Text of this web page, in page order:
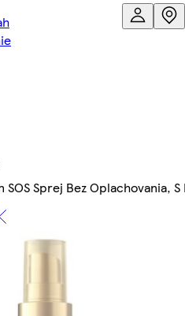
Sprej Bez Oplachovania, S